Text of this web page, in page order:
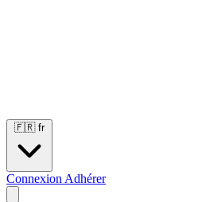
🇫🇷 fr
Connexion Adhérer